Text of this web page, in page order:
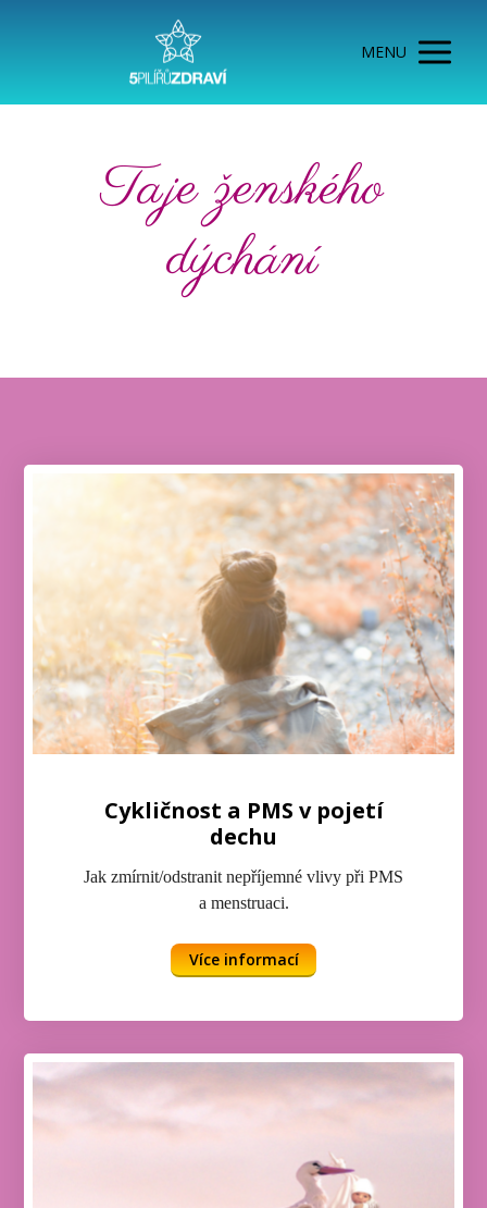
MENU
Taje ženského
dýchání
Cykličnost a PMS v pojetí
dechu
Jak zmírnit/odstranit nepříjemné vlivy při PMS
a menstruaci.
Více informací